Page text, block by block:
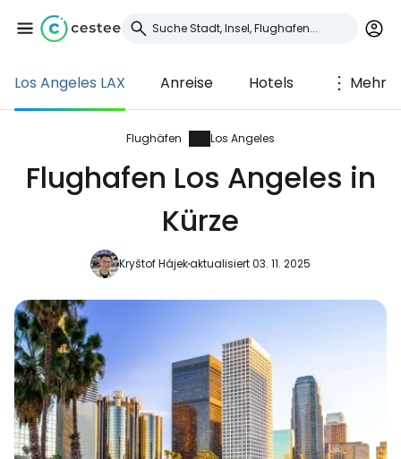
Los Angeles LAX Anreise Hotels Mehr
Flughäfen Los Angeles
Flughafen Los Angeles in
Kürze
Kryštof Hájekaktualisiert 03. 11. 2025
Anmeldung bei
Cestee
... die weltweite Reise-Community
Weiter mit E-Mail